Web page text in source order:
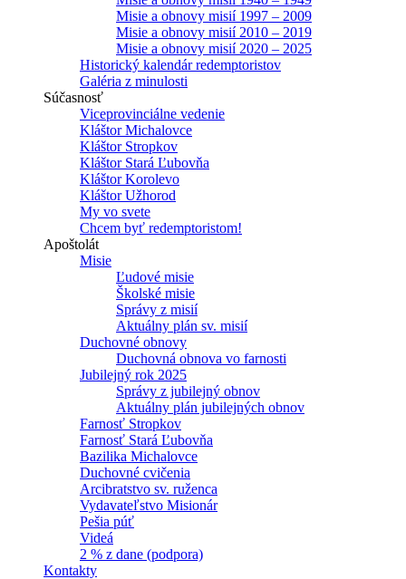
Misie a obnovy misií 1997 – 2009
Misie a obnovy misií 2010 – 2019
Misie a obnovy misií 2020 – 2025
Historický kalendár redemptoristov
Galéria z minulosti
Súčasnosť
Viceprovinciálne vedenie
Kláštor Michalovce
Kláštor Stropkov
Kláštor Stará Ľubovňa
Kláštor Korolevo
Kláštor Užhorod
My vo svete
Chcem byť redemptoristom!
Apoštolát
Misie
Ľudové misie
Školské misie
Správy z misií
Aktuálny plán sv. misií
Duchovné obnovy
Duchovná obnova vo farnosti
Jubilejný rok 2025
Správy z jubilejný obnov
Aktuálny plán jubilejných obnov
Farnosť Stropkov
Farnosť Stará Ľubovňa
Bazilika Michalovce
Duchovné cvičenia
Arcibratstvo sv. ruženca
Vydavateľstvo Misionár
Pešia púť
Videá
2 % z dane (podpora)
Kontakty